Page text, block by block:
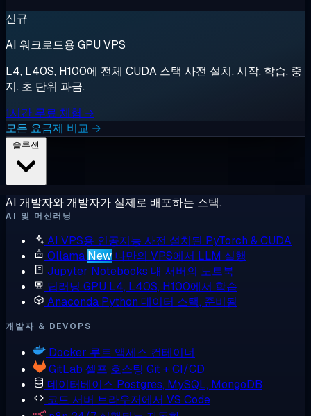
신규
AI 워크로드용 GPU VPS
L4, L40S, H100에 전체 CUDA 스택 사전 설치. 시작, 학습, 중
지. 초 단위 과금.
1시간 무료 체험 →
모든 요금제 비교 →
AI 개발자와 개발자가 실제로 배포하는 스택.
AI 및 머신러닝
AI VPS용 인공지능 사전 설치된 PyTorch & CUDA
Ollama New 나만의 VPS에서 LLM 실행
Jupyter Notebooks 내 서버의 노트북
딥러닝 GPU L4, L40S, H100에서 학습
Anaconda Python 데이터 스택, 준비됨
개발자 & DEVOPS
Docker 루트 액세스 컨테이너
GitLab 셀프 호스팅 Git + CI/CD
데이터베이스 Postgres, MySQL, MongoDB
코드 서버 브라우저에서 VS Code